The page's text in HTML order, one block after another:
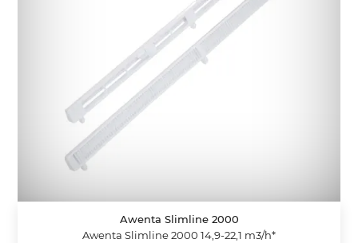
Awenta Slimline 2000
Awenta Slimline 2000 14,9-22,1 m3/h*